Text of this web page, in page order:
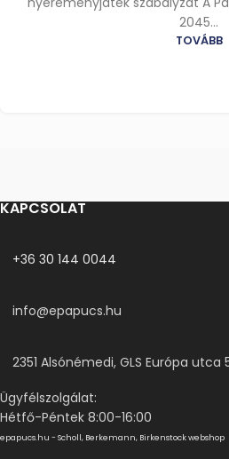
2045...
TOVÁBB
KAPCSOLAT
+36 30 144 0044
info@epapucs.hu
2351 Alsónémedi, GLS Európa utca
Ügyfélszolgálat:
Hétfő-Péntek 8:00-16:00
epapucs.hu - Scholl, Berkemann, Birkenstock webshop